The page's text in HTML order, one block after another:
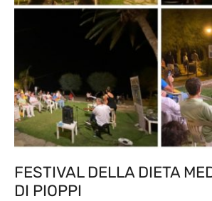
FESTIVAL DELLA DIETA
DI PIOPPI